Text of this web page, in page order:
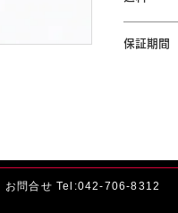
保証期間
お問合せ Tel:042-706-8312